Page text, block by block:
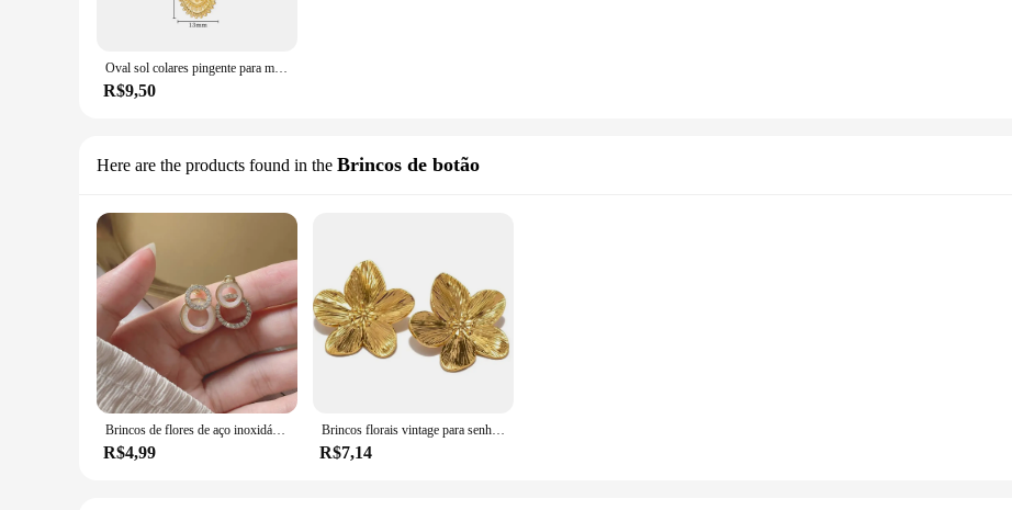
Oval sol colares pingente para mulheres, colar impermeável cor de ouro, novo casal estética, gola de aço inoxidável premium
R$9,50
Here are the products found in the Brincos de botão
Brincos de flores de aço inoxidável para mulheres, brincos elegantes hipoalergênicos, premium vintage banhado a ouro, festa
R$4,99
Brincos florais vintage para senhoras, à prova de alergia, moda francesa, banhado a ouro premium
R$7,14